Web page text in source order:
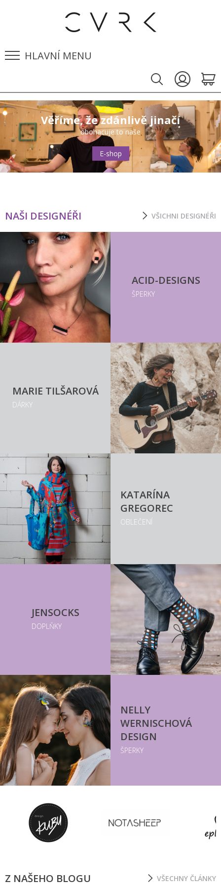
HLAVNÍ MENU
Věříme, že zdánlivě jinačí
obohacuje to naše
NAŠI DESIGNÉŘI VŠICHNI DESIGNÉŘI
ACID-DESIGNS
ŠPERKY
MARIE TILŠAROVÁ
DÁRKY
KATARÍNA
GREGOREC
OBLEČENÍ
JENSOCKS
DOPLŇKY
NELLY
WERNISCHOVÁ
DESIGN
ŠPERKY
Z NAŠEHO BLOGU VŠECHNY ČLÁNKY